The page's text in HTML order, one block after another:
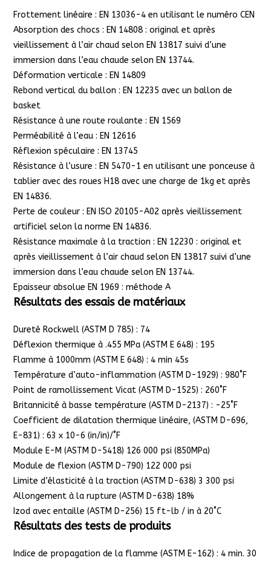
Frottement linéaire : EN 13036-4 en utilisant le numéro CEN
Absorption des chocs : EN 14808 : original et après
vieillissement à l’air chaud selon EN 13817 suivi d’une
immersion dans l’eau chaude selon EN 13744.
Déformation verticale : EN 14809
Rebond vertical du ballon : EN 12235 avec un ballon de
basket
Résistance à une route roulante : EN 1569
Perméabilité à l’eau : EN 12616
Réflexion spéculaire : EN 13745
Résistance à l’usure : EN 5470-1 en utilisant une ponceuse à
tablier avec des roues H18 avec une charge de 1kg et après
EN 14836.
Perte de couleur : EN ISO 20105-A02 après vieillissement
artificiel selon la norme EN 14836.
Résistance maximale à la traction : EN 12230 : original et
après vieillissement à l’air chaud selon EN 13817 suivi d’une
immersion dans l’eau chaude selon EN 13744.
Epaisseur absolue EN 1969 : méthode A
Résultats des essais de matériaux
Dureté Rockwell (ASTM D 785) : 74
Déflexion thermique à .455 MPa (ASTM E 648) : 195
Flamme à 1000mm (ASTM E 648) : 4 min 45s
Température d’auto-inflammation (ASTM D-1929) : 980˚F
Point de ramollissement Vicat (ASTM D-1525) : 260˚F
Britannicité à basse température (ASTM D-2137) : -25˚F
Coefficient de dilatation thermique linéaire, (ASTM D-696,
E-831) : 63 x 10-6 (in/in)/˚F
Module E-M (ASTM D-5418) 126 000 psi (850MPa)
Module de flexion (ASTM D-790) 122 000 psi
Limite d’élasticité à la traction (ASTM D-638) 3 300 psi
Allongement à la rupture (ASTM D-638) 18%
Izod avec entaille (ASTM D-256) 15 ft-lb / in à 20˚C
Résultats des tests de produits
Indice de propagation de la flamme (ASTM E-162) : 4 min. 30